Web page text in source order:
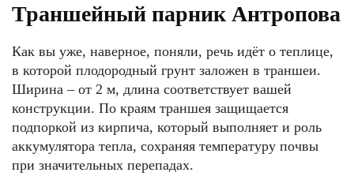
Траншейный парник Антропова
Как вы уже, наверное, поняли, речь идёт о теплице,
в которой плодородный грунт заложен в траншеи.
Ширина – от 2 м, длина соответствует вашей
конструкции. По краям траншея защищается
подпоркой из кирпича, который выполняет и роль
аккумулятора тепла, сохраняя температуру почвы
при значительных перепадах.